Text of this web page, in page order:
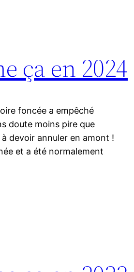
ça en 2024
foncée a empêché
doute moins pire que
devoir annuler en amont !
et a été normalement